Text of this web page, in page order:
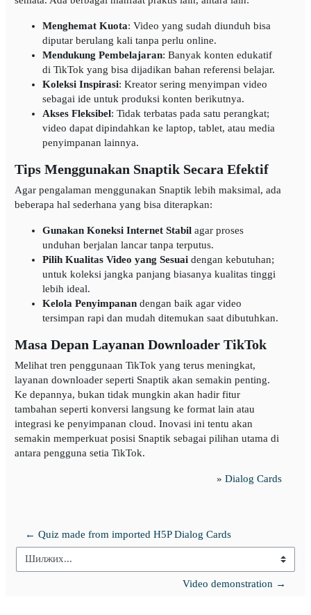
Menghemat Kuota: Video yang sudah diunduh bisa
diputar berulang kali tanpa perlu online.
Mendukung Pembelajaran: Banyak konten edukatif
di TikTok yang bisa dijadikan bahan referensi belajar.
Koleksi Inspirasi: Kreator sering menyimpan video
sebagai ide untuk produksi konten berikutnya.
Akses Fleksibel: Tidak terbatas pada satu perangkat;
video dapat dipindahkan ke laptop, tablet, atau media
penyimpanan lainnya.
Tips Menggunakan Snaptik Secara Efektif
Agar pengalaman menggunakan Snaptik lebih maksimal, ada
beberapa hal sederhana yang bisa diterapkan:
Gunakan Koneksi Internet Stabilagar proses
unduhan berjalan lancar tanpa terputus.
Pilih Kualitas Video yang Sesuaidengan kebutuhan;
untuk koleksi jangka panjang biasanya kualitas tinggi
lebih ideal.
Kelola Penyimpanandengan baik agar video
tersimpan rapi dan mudah ditemukan saat dibutuhkan.
Masa Depan Layanan Downloader TikTok
Melihat tren penggunaan TikTok yang terus meningkat,
layanan downloader seperti Snaptik akan semakin penting.
Ke depannya, bukan tidak mungkin akan hadir fitur
tambahan seperti konversi langsung ke format lain atau
integrasi ke penyimpanan cloud. Inovasi ini tentu akan
semakin memperkuat posisi Snaptik sebagai pilihan utama di
antara pengguna setia TikTok.
» Dialog Cards
← Quiz made from imported H5P Dialog Cards
Шилжих...
Video demonstration →